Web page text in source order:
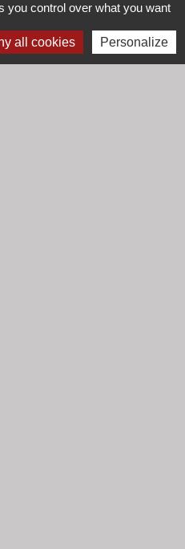
- 12h00
- 18h00
you control over what you want
all cookies Personalize